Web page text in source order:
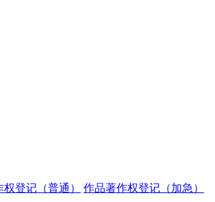
登记（普通） 作品著作权登记（加急）